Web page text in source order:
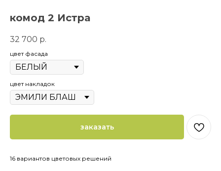
комод 2 Истра
32 700 р.
цвет фасада
цвет накладок
заказать
16 вариантов цветовых решений